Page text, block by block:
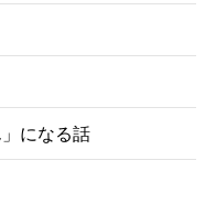
になる話